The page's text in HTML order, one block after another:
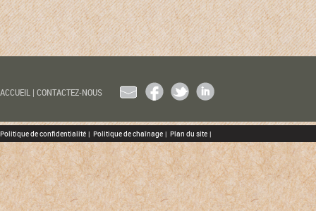
ACCUEIL | CONTACTEZ-NOUS
Politique de confidentialité | Politique de chaînage | Plan du site |